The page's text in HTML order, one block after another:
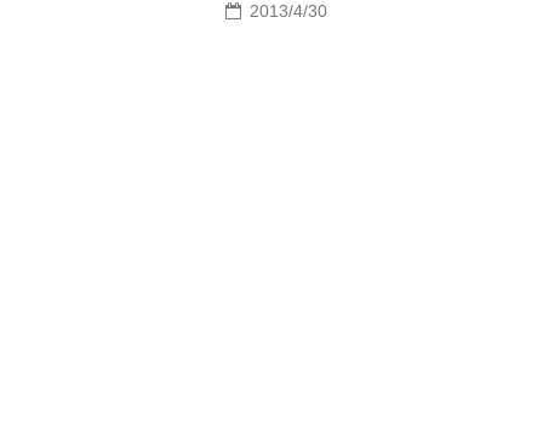
2013/4/30